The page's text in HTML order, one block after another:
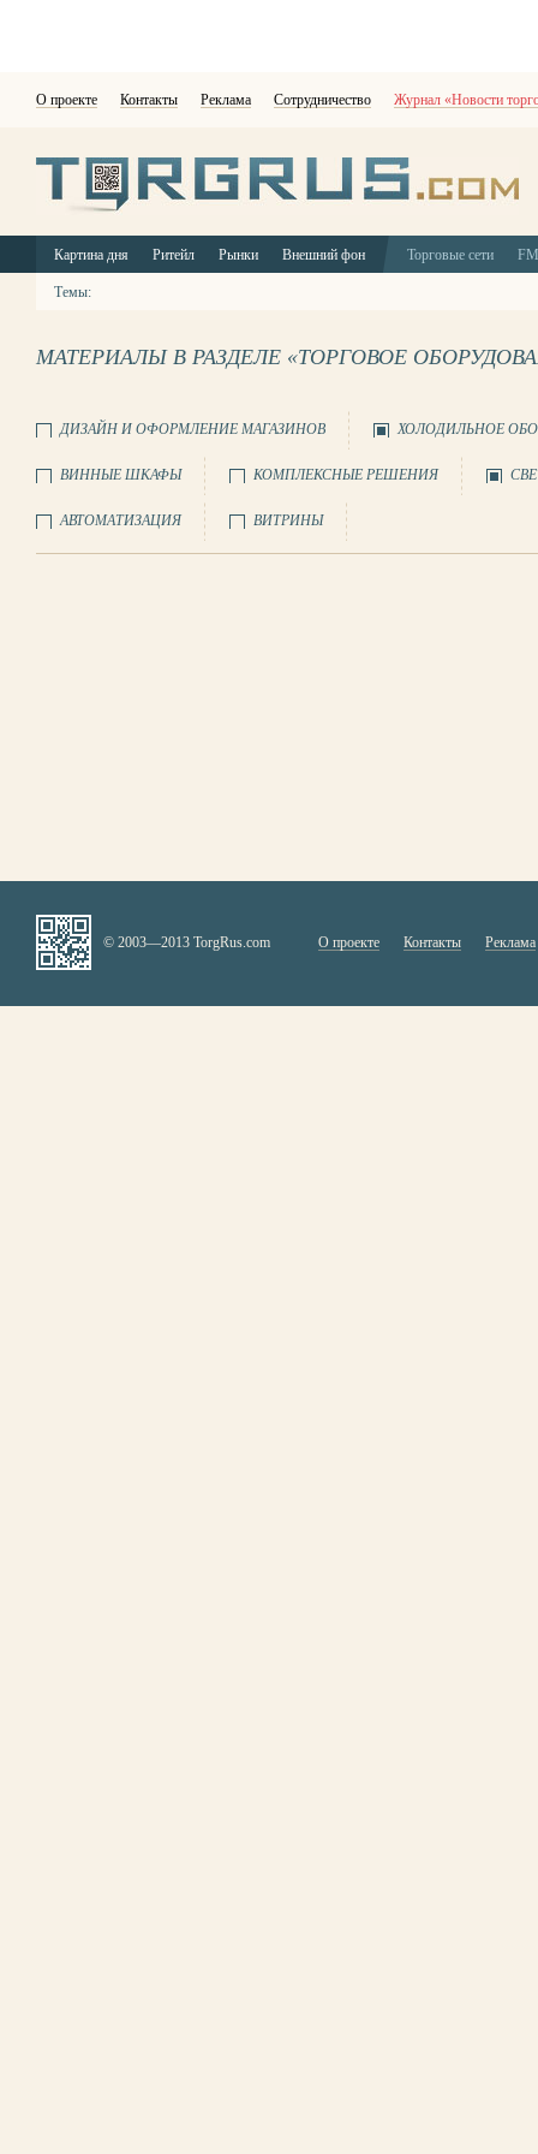
О проекте Контакты Реклама Сотрудничество Журнал «Новости
Картина дня Ритейл Рынки Внешний фон Торговые сети
Темы:
МАТЕРИАЛЫ В РАЗДЕЛЕ «ТОРГОВОЕ
ДИЗАЙН И ОФОРМЛЕНИЕ МАГАЗИНОВ ХОЛОДИЛЬНОЕ
ВИННЫЕ ШКАФЫ КОМПЛЕКСНЫЕ РЕШЕНИЯ
АВТОМАТИЗАЦИЯ ВИТРИНЫ
© 2003—2013 TorgRus.com О проекте Контакты Реклама